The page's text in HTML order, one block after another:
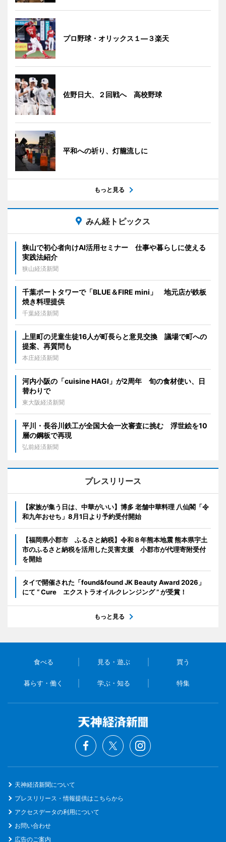
プロ野球・オリックス１―３楽天
佐野日大、２回戦へ 高校野球
平和への祈り、灯籠流しに
もっと見る
みん経トピックス
狭山で初心者向けAI活用セミナー 仕事や暮らしに使える
実践法紹介
狭山経済新聞
千葉ポートタワーで「BLUE＆FIRE mini」 地元店が鉄板
焼き料理提供
千葉経済新聞
上里町の児童生徒16人が町長らと意見交換 議場で町への
提案、再質問も
本庄経済新聞
河内小阪の「cuisine HAGI」が2周年 旬の食材使い、日
替わりで
東大阪経済新聞
平川・長谷川鉄工が全国大会一次審査に挑む 浮世絵を10
層の鋼板で再現
弘前経済新聞
プレスリリース
【家族が集う日は、中華がいい】博多 老舗中華料理 八仙閣「令
和九年おせち」8月1日より予約受付開始
【福岡県小郡市 ふるさと納税】令和８年熊本地震 熊本県宇土
市のふるさと納税を活用した災害支援 小郡市が代理寄附受付
を開始
タイで開催された「found&found JK Beauty Award 2026」
にて “ Cure エクストラオイルクレンジング ” が受賞！
もっと見る
食べる 見る・遊ぶ 買う
暮らす・働く 学ぶ・知る 特集
天神経済新聞について
プレスリリース・情報提供はこちらから
アクセスデータの利用について
お問い合わせ
広告のご案内